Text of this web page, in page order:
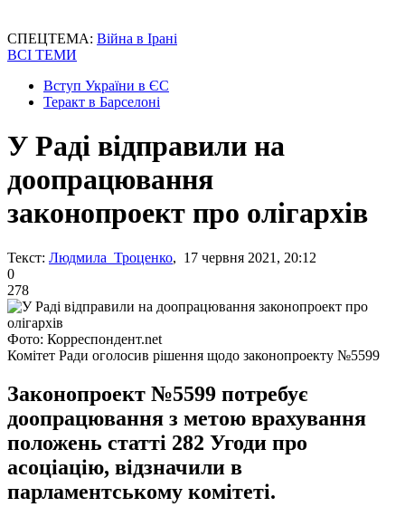
СПЕЦТЕМА: Війна в Ірані
ВСІ ТЕМИ
Вступ України в ЄС
Теракт в Барселоні
У Раді відправили на
доопрацювання
законопроект про олігархів
Текст: Людмила Троценко, 17 червня 2021, 20:12
0
278
Фото: Корреспондент.net
Комітет Ради оголосив рішення щодо законопроекту №5599
Законопроект №5599 потребує
доопрацювання з метою врахування
положень статті 282 Угоди про
асоціацію, відзначили в
парламентському комітеті.